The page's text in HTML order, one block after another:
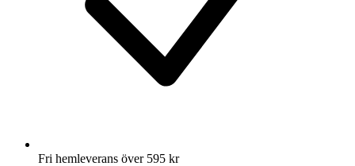
Fri hemleverans över 595 kr